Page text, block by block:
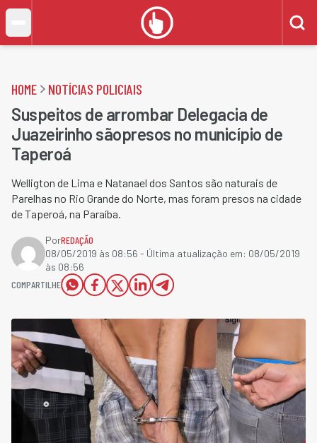
HOME NOTÍCIAS POLICIAIS
Suspeitos de arrombar Delegacia de
Juazeirinho sãopresos no município de
Taperoá
Welligton de Lima e Natanael dos Santos​ são naturais de
Parelhas no Rio Grande do Norte, mas foram presos na cidade
de Taperoá, na Paraíba.
PorREDAÇÃO
08/05/2019 às 08:56 - Última atualização em: 08/05/2019
às 08:56
COMPARTILHE